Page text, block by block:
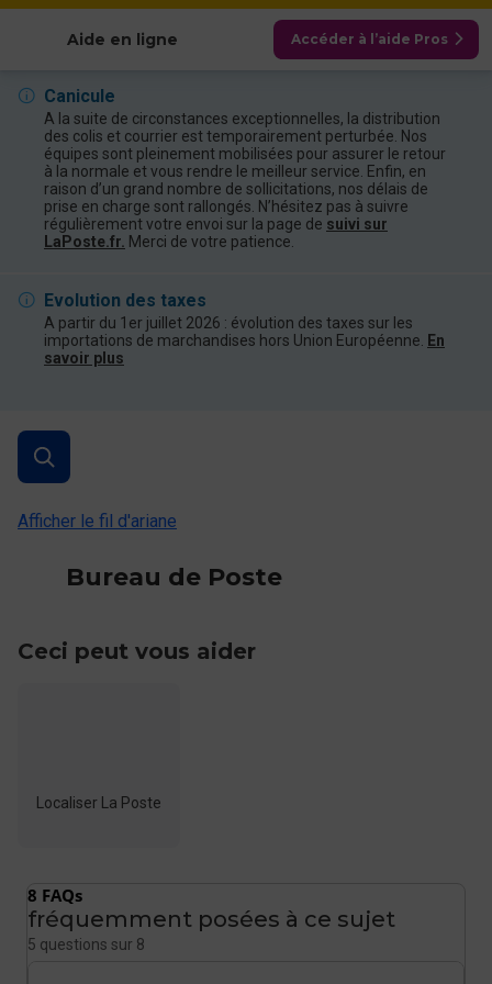
Aide en ligne Accéder à l’aide Pros
Canicule
A la suite de circonstances exceptionnelles, la distribution
des colis et courrier est temporairement perturbée. Nos
équipes sont pleinement mobilisées pour assurer le retour
à la normale et vous rendre le meilleur service. Enfin, en
raison d’un grand nombre de sollicitations, nos délais de
prise en charge sont rallongés. N’hésitez pas à suivre
régulièrement votre envoi sur la page de suivi sur
LaPoste.fr. Merci de votre patience.
Evolution des taxes
A partir du 1er juillet 2026 : évolution des taxes sur les
importations de marchandises hors Union Européenne.
En
savoir plus
Afficher le fil d'ariane
Bureau de Poste
Ceci peut vous aider
Localiser La Poste
8 FAQs
fréquemment posées à ce sujet
5 questions sur 8